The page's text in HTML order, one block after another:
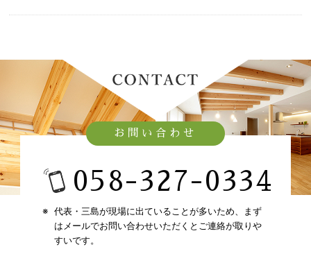
お問い合わせ
058-327-0334​
代表・三島が現場に出ていることが多いため、​
まず
はメールでお問い合わせいただくとご連絡が取りや
すいです。​